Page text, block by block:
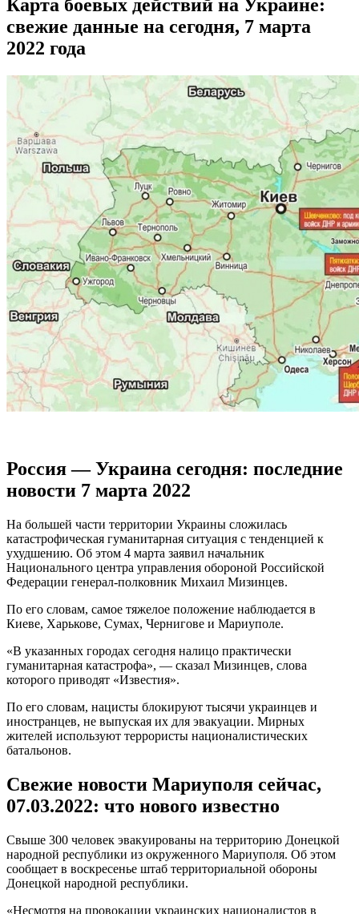
Карта боевых действий на Украине:
свежие данные на сегодня, 7 марта
2022 года
Россия — Украина сегодня: последние
новости 7 марта 2022
На большей части территории Украины сложилась
катастрофическая гуманитарная ситуация с тенденцией к
ухудшению. Об этом 4 марта заявил начальник
Национального центра управления обороной Российской
Федерации генерал-полковник Михаил Мизинцев.
По его словам, самое тяжелое положение наблюдается в
Киеве, Харькове, Сумах, Чернигове и Мариуполе.
«В указанных городах сегодня налицо практически
гуманитарная катастрофа», — сказал Мизинцев, слова
которого приводят «Известия».
По его словам, нацисты блокируют тысячи украинцев и
иностранцев, не выпуская их для эвакуации. Мирных
жителей используют террористы националистических
батальонов.
Свежие новости Мариуполя сейчас,
07.03.2022: что нового известно
Свыше 300 человек эвакуированы на территорию Донецкой
народной республики из окруженного Мариуполя. Об этом
сообщает в воскресенье штаб территориальной обороны
Донецкой народной республики.
«Несмотря на провокации украинских националистов в